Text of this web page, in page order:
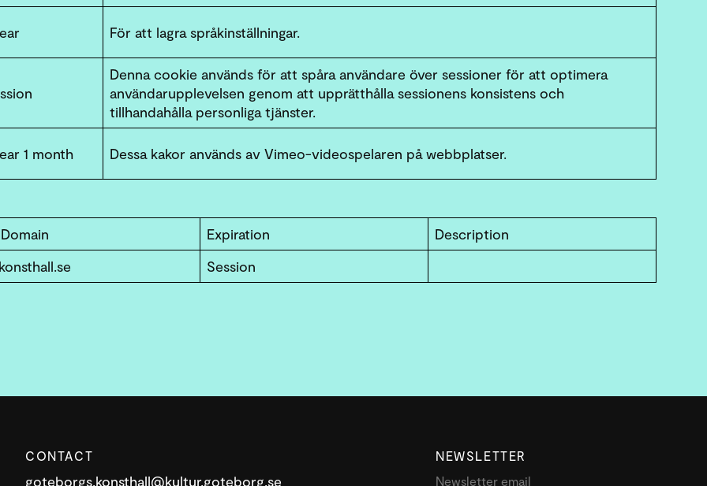
För att lagra språkinställningar.
Denna cookie används för att spåra användare över sessioner för att optimera
användarupplevelsen genom att upprätthålla sessionens konsistens och
tillhandahålla personliga tjänster.
1 month Dessa kakor används av Vimeo-videospelaren på webbplatser.
Expiration
Description
Session
CONTACT
goteborgs.konsthall@kultur.goteborg.se
NEWSLETTER